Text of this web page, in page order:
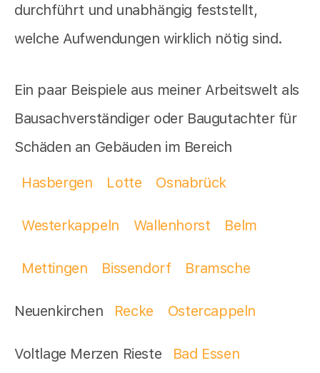
durchführt und unabhängig feststellt,
welche Aufwendungen wirklich nötig sind.
Ein paar Beispiele aus meiner Arbeitswelt als
Bausachverständiger oder Baugutachter für
Schäden an Gebäuden im Bereich
Hasbergen Lotte Osnabrück
Westerkappeln Wallenhorst Belm
Mettingen Bissendorf Bramsche
Neuenkirchen Recke Ostercappeln
Voltlage Merzen Rieste Bad Essen